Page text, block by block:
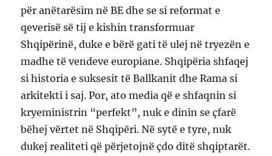
për anëtarësim në BE dhe se si reformat e
qeverisë së tij e kishin transformuar
Shqipërinë, duke e bërë gati të ulej në tryezën e
madhe të vendeve europiane. Shqipëria shfaqej
si historia e suksesit të Ballkanit dhe Rama si
arkitekti i saj. Por, ato media që e shfaqnin si
kryeministrin “perfekt”, nuk e dinin se çfarë
bëhej vërtet në Shqipëri. Në sytë e tyre, nuk
dukej realiteti që përjetojnë çdo ditë shqiptarët.